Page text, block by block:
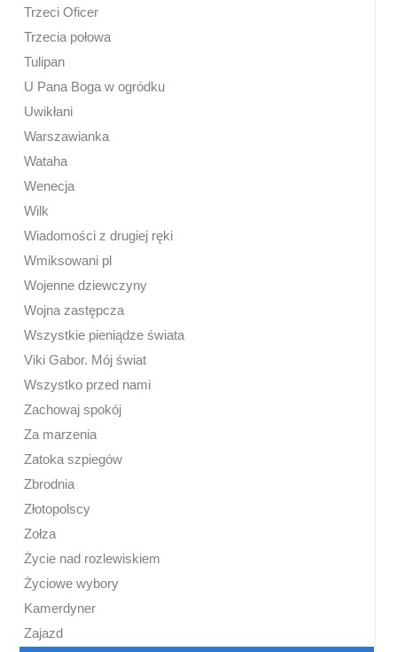
Trzeci Oficer
Trzecia połowa
Tulipan
U Pana Boga w ogródku
Uwikłani
Warszawianka
Wataha
Wenecja
Wilk
Wiadomości z drugiej ręki
Wmiksowani pl
Wojenne dziewczyny
Wojna zastępcza
Wszystkie pieniądze świata
Viki Gabor. Mój świat
Wszystko przed nami
Zachowaj spokój
Za marzenia
Zatoka szpiegów
Zbrodnia
Złotopolscy
Zołza
Życie nad rozlewiskiem
Życiowe wybory
Kamerdyner
Zajazd